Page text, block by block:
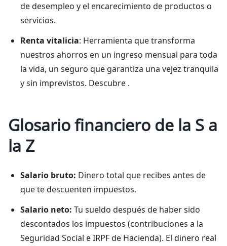
de desempleo y el encarecimiento de productos o
servicios.
Renta vitalicia: Herramienta que transforma
nuestros ahorros en un ingreso mensual para toda
la vida, un seguro que garantiza una vejez tranquila
y sin imprevistos. Descubre .
Glosario financiero de la S a
la Z
Salario bruto: Dinero total que recibes antes de
que te descuenten impuestos.
Salario neto: Tu sueldo después de haber sido
descontados los impuestos (contribuciones a la
Seguridad Social e IRPF de Hacienda). El dinero real